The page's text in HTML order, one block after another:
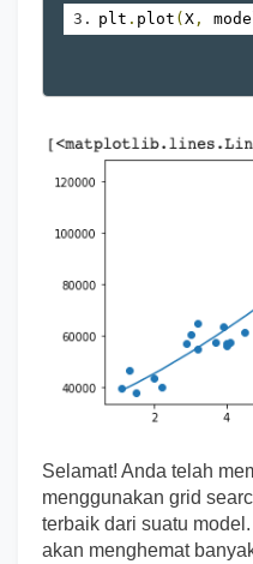
plt . plot (X ,
Selamat! Anda telah
menggunakan grid
terbaik dari suatu
akan menghemat